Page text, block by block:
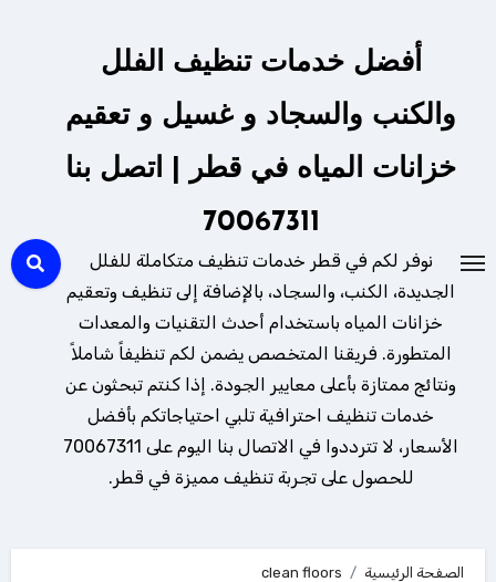
أفضل خدمات تنظيف الفلل
والكنب والسجاد و غسيل و تعقيم
خزانات المياه في قطر | اتصل بنا
70067311
نوفر لكم في قطر خدمات تنظيف متكاملة للفلل
الجديدة، الكنب، والسجاد، بالإضافة إلى تنظيف وتعقيم
خزانات المياه باستخدام أحدث التقنيات والمعدات
المتطورة. فريقنا المتخصص يضمن لكم تنظيفاً شاملاً
ونتائج ممتازة بأعلى معايير الجودة. إذا كنتم تبحثون عن
خدمات تنظيف احترافية تلبي احتياجاتكم بأفضل
الأسعار، لا تترددوا في الاتصال بنا اليوم على 70067311
للحصول على تجربة تنظيف مميزة في قطر.
الصفحة الرئيسية clean floors